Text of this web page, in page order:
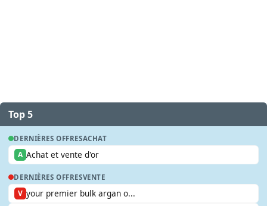
Top 5
DERNIÈRES OFFRESACHAT
A Achat et vente d'or
DERNIÈRES OFFRESVENTE
V your premier bulk argan o...